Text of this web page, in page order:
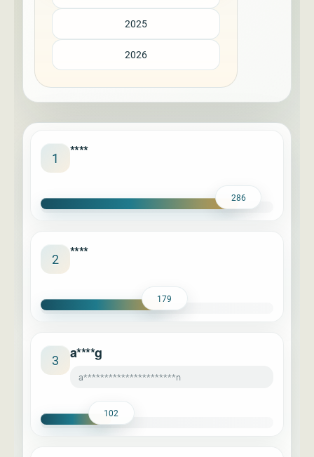
2025
2026
1 ****
286
2 ****
179
3 a****g
a**********************n
102